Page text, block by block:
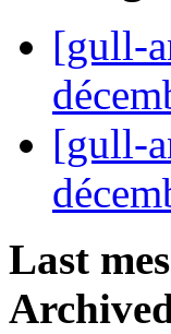
[gull-
[gull-
Last